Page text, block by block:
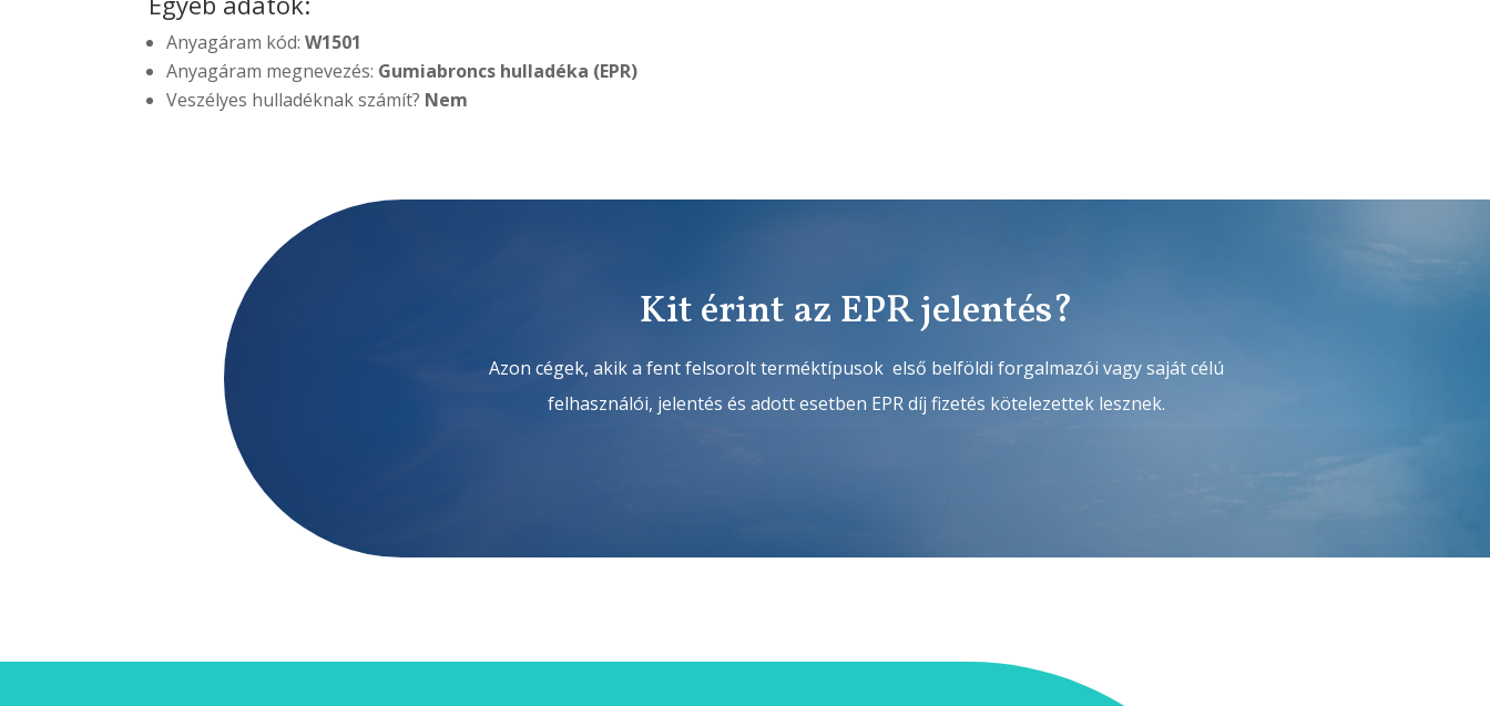
Anyagáram kód:W1501
Anyagáram megnevezés: Gumiabroncs hulladéka (EPR)
Veszélyes hulladéknak számít? Nem
Kit érint az EPR jelentés?
Azon cégek, akik a fent felsorolt terméktípusok első belföldi forgalmazói vagy saját célú
felhasználói, jelentés és adott esetben EPR díj fizetés kötelezettek lesznek.